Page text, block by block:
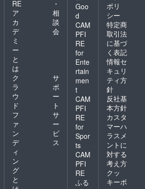
は長時
間置か
ないで
くださ
い。 妊
娠中や
授乳期
の飲酒
児・乳
児の発
育に悪
影響を
与える
恐れが
ありま
す。 グ
ラスは
付属し
ていま
せん。
お酒は
20歳に
なって
RE
ア
カ
デ
ミ
ー
と
は
・
相
談
会
ク
ラ
ウ
ド
フ
ァ
ン
デ
ィ
ン
グ
と
サ
ポ
ー
ト
サ
ー
ビ
ス
Goo
d
CAM
PFI
RE
for
Ente
rtain
men
t
CAM
PFI
RE
for
Spor
ts
CAM
PFI
RE
ふる
ポリ
シー
特定商
取引法
に基づ
く表記
情報セ
キュリ
ティ方
針
反社基
本方針
カスタ
マーハ
ラスメ
ントに
対する
考え方
クッ
キーポ